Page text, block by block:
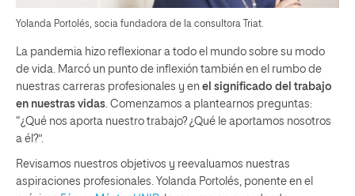
Yolanda Portolés, socia fundadora de la consultora Triat.
La pandemia hizo reflexionar a todo el mundo sobre su modo
de vida. Marcó un punto de inflexión también en el rumbo de
nuestras carreras profesionales y en el significado del trabajo
en nuestras vidas . Comenzamos a plantearnos preguntas:
“¿Qué nos aporta nuestro trabajo? ¿Qué le aportamos nosotros
a él?”.
Revisamos nuestros objetivos y reevaluamos nuestras
aspiraciones profesionales. Yolanda Portolés, ponente en el